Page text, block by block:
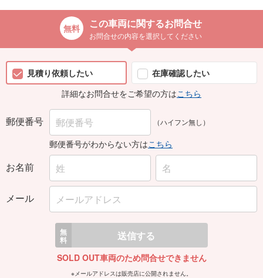
この車両に関するお問合せ
お問合せの内容を選択してください
見積り依頼したい
在庫確認したい
詳細なお問合せをご希望の方はこちら
郵便番号 （ハイフン無し）
郵便番号がわからない方はこちら
お名前
メール
無
料 送信する
SOLD OUT車両のため問合せできません
※メールアドレスは販売店に公開されません。